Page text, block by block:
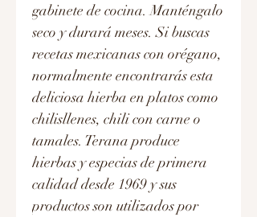
gabinete de cocina. Manténgalo
seco y durará meses. Si buscas
recetas mexicanas con orégano,
normalmente encontrarás esta
deliciosa hierba en platos como
chilisllenes, chili con carne o
tamales. Terana produce
hierbas y especias de primera
calidad desde 1969 y sus
productos son utilizados por